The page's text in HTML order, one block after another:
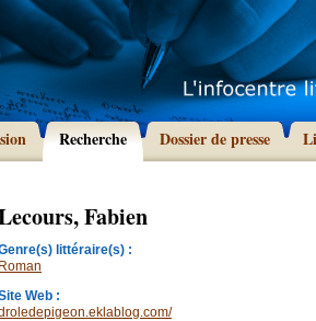
Recherche Dossier de presse
Fabien
littéraire(s) :
Roman
Web :